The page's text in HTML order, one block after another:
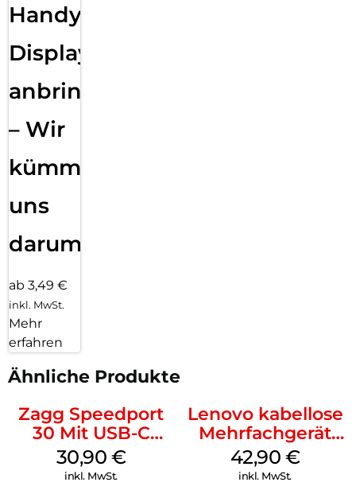
Handy
Displayfolie
anbringen
– Wir
kümmern
uns
darum!
ab 3,49 €
inkl. MwSt.
Mehr
erfahren
Ähnliche Produkte
Zagg Speedport
30 Mit USB-C
Kabel Weiß
30,90 €
inkl. MwSt.
Lenovo kabellose
Mehrfachgerät
Luna Grey
42,90 €
inkl. MwSt.